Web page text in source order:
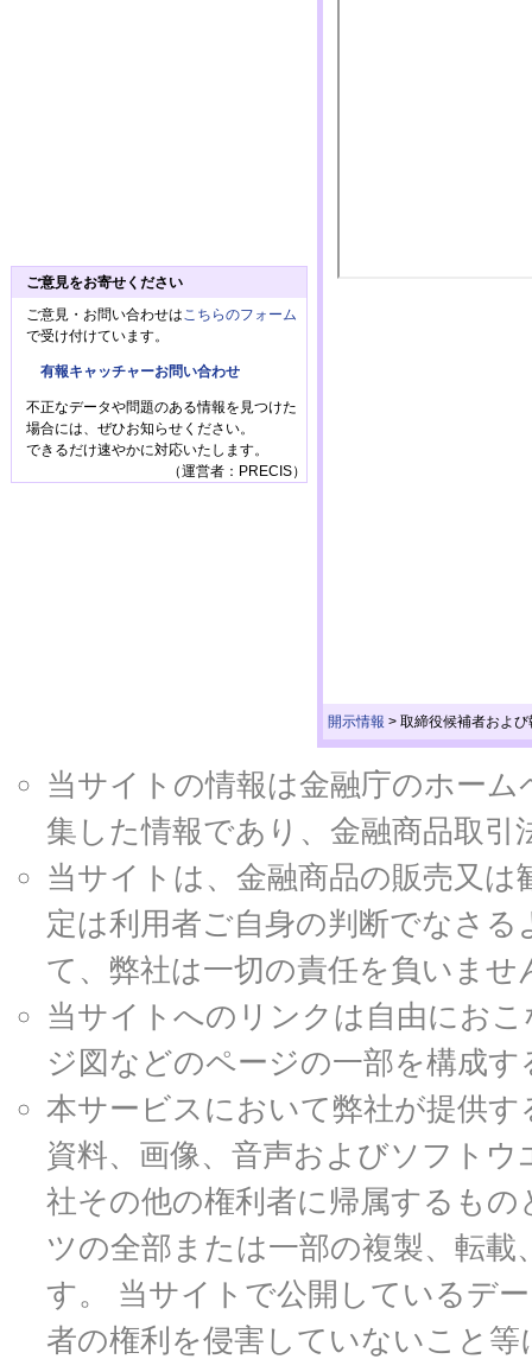
開示情報 > 取締役候補者およ
ご意見をお寄せください
ご意見・お問い合わせは こちらのフォーム
で受け付けています。
有報キャッチャーお問い合わせ
不正なデータや問題のある情報を見つけた
場合には、ぜひお知らせください。
できるだけ速やかに対応いたします。
（運営者：PRECIS）
当サイトの情報は金融庁のホー
集した情報であり、金融商品取
当サイトは、金融商品の販売又
定は利用者ご自身の判断でなさ
て、弊社は一切の責任を負いませ
当サイトへのリンクは自由にお
ジ図などのページの一部を構成
本サービスにおいて弊社が提供
資料、画像、音声およびソフト
社その他の権利者に帰属するも
ツの全部または一部の複製、転
す。 当サイトで公開しているデ
者の権利を侵害していないこと